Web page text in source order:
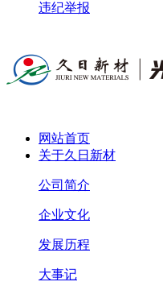
违纪举报
网站首页
关于久日新材
公司简介
企业文化
发展历程
大事记